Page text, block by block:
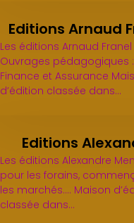
Editions Arnaud
Les éditions Arnaud Franel
Ouvrages pédagogiques
Finance et Assurance
d’édition classée dans…
Editions
Les éditions Alexandre
pour les forains,
les marchés.... Maison
classée dans…